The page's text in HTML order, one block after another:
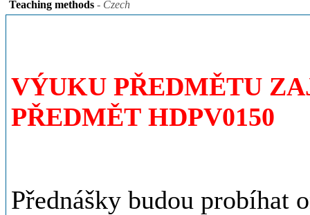
Teaching methods - Czech
VÝUKU PŘEDMĚTU
PŘEDMĚT HDPV0150
Přednášky budou probíhat